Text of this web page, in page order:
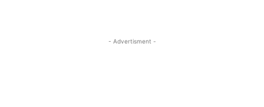
- Advertisment -